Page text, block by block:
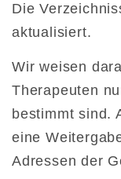
Die
aktualisiert.
Wir weisen
Therapeuten
bestimmt sind.
eine
Adressen der